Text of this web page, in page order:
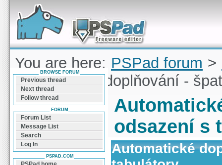
Forum can help you solve problems and quickly
find a solution with PSPad for Microsoft
Windows
You are here: PSPad forum >
Automatické doplňování -
odsazení s
Automatické
BROWSE FORUM
Previous thread
Next thread
Follow thread
FORUM
Forum List
Message List
Search
Log In
PSPAD.COM